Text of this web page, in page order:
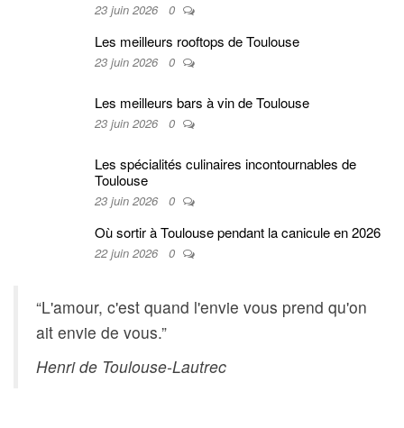
23 juin 2026 0
Les meilleurs rooftops de Toulouse
23 juin 2026 0
Les meilleurs bars à vin de Toulouse
23 juin 2026 0
Les spécialités culinaires incontournables de
Toulouse
23 juin 2026 0
Où sortir à Toulouse pendant la canicule en 2026
22 juin 2026 0
“L'amour, c'est quand l'envie vous prend qu'on
ait envie de vous.”
Henri de Toulouse-Lautrec